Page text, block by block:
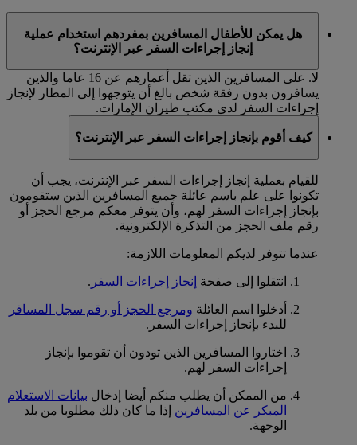
هل يمكن للأطفال المسافرين بمفردهم استخدام عملية
إنجاز إجراءات السفر عبر الإنترنت؟
لا. على المسافرين الذين تقل أعمارهم عن 16 عاما والذين
يسافرون بدون رفقة شخص بالغ أن يتوجهوا إلى المطار لإنجاز
إجراءات السفر لدى مكتب طيران الإمارات.
كيف أقوم بإنجاز إجراءات السفر عبر الإنترنت؟
للقيام بعملية إنجاز إجراءات السفر عبر الإنترنت، يجب أن
تكونوا على علم باسم عائلة جميع المسافرين الذين ستقومون
بإنجاز إجراءات السفر لهم، وأن يتوفر معكم مرجع الحجز أو
رقم ملف الحجز من التذكرة الإلكترونية.
عندما تتوفر لديكم المعلومات اللازمة:
انتقلوا إلى صفحة إنجاز إجراءات السفر .
أدخلوا اسم العائلة ومرجع الحجز أو رقم سجل المسافر
للبدء بإنجاز إجراءات السفر.
اختاروا المسافرين الذين تودون أن تقوموا بإنجاز
إجراءات السفر لهم.
من الممكن أن يطلب منكم أيضا إدخال بيانات الاستعلام
المبكر عن المسافرين إذا ما كان ذلك مطلوبا من بلد
الوجهة.